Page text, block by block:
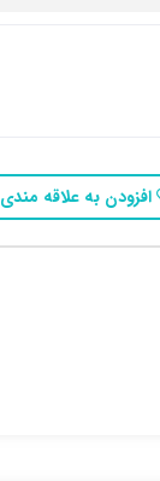
افزودن به علاقه مندی